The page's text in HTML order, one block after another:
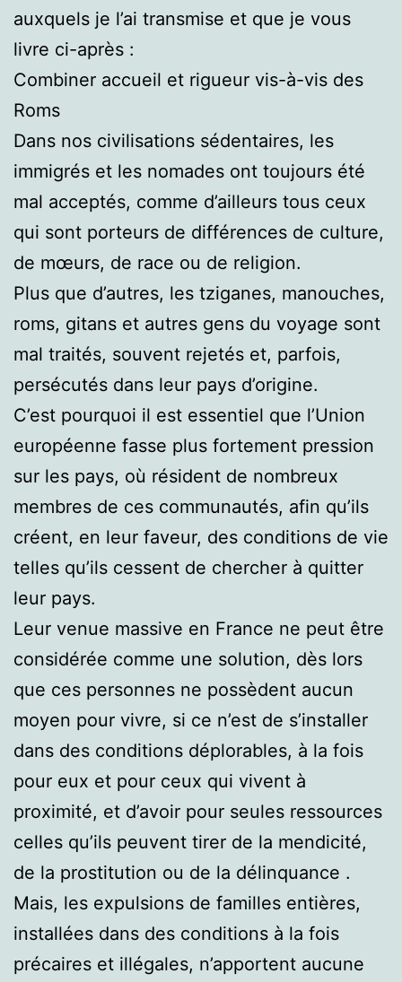
auxquels je l’ai transmise et que je vous
livre ci-après :
Combiner accueil et rigueur vis-à-vis des
Roms
Dans nos civilisations sédentaires, les
immigrés et les nomades ont toujours été
mal acceptés, comme d’ailleurs tous ceux
qui sont porteurs de différences de culture,
de mœurs, de race ou de religion.
Plus que d’autres, les tziganes, manouches,
roms, gitans et autres gens du voyage sont
mal traités, souvent rejetés et, parfois,
persécutés dans leur pays d’origine.
C’est pourquoi il est essentiel que l’Union
européenne fasse plus fortement pression
sur les pays, où résident de nombreux
membres de ces communautés, afin qu’ils
créent, en leur faveur, des conditions de vie
telles qu’ils cessent de chercher à quitter
leur pays.
Leur venue massive en France ne peut être
considérée comme une solution, dès lors
que ces personnes ne possèdent aucun
moyen pour vivre, si ce n’est de s’installer
dans des conditions déplorables, à la fois
pour eux et pour ceux qui vivent à
proximité, et d’avoir pour seules ressources
celles qu’ils peuvent tirer de la mendicité,
de la prostitution ou de la délinquance .
Mais, les expulsions de familles entières,
installées dans des conditions à la fois
précaires et illégales, n’apportent aucune